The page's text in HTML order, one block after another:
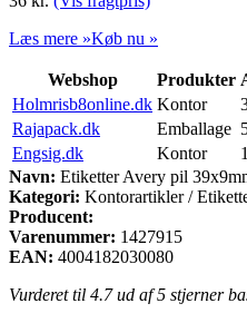
Læs mere »Køb nu »
Webshop Produkter
Holmrisb8online.dk Kontor
Rajapack.dk
Emballage
Engsig.dk
Kontor
Navn: Etiketter Avery pil
Kategori: Kontorartikler /
Producent:
Varenummer: 1427915
EAN: 4004182030080
Vurderet til 4.7ud af 5 stjerner